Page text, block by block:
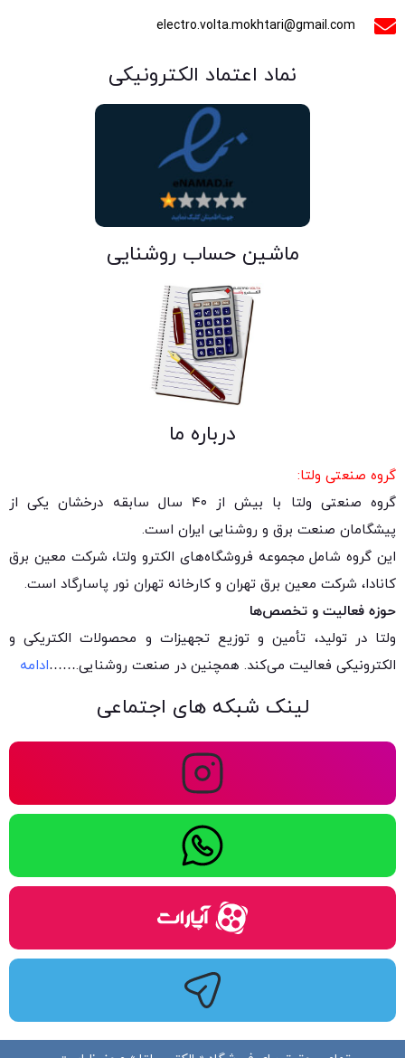
electro.volta.mokhtari@gmail.com
نماد اعتماد الکترونیکی
ماشین حساب روشنایی
درباره ما
گروه صنعتی ولتا:
گروه صنعتی ولتا با بیش از ۴۰ سال سابقه درخشان یکی از
پیشگامان صنعت برق و روشنایی ایران است.
این گروه شامل مجموعه فروشگاه‌های الکترو ولتا، شرکت معین برق
کانادا، شرکت معین برق تهران و کارخانه تهران نور پاسارگاد است.
حوزه فعالیت و تخصص‌ها
ولتا در تولید، تأمین و توزیع تجهیزات و محصولات الکتریکی و
الکترونیکی فعالیت می‌کند. همچنین در صنعت روشنایی.……ادامه
لینک شبکه های اجتماعی